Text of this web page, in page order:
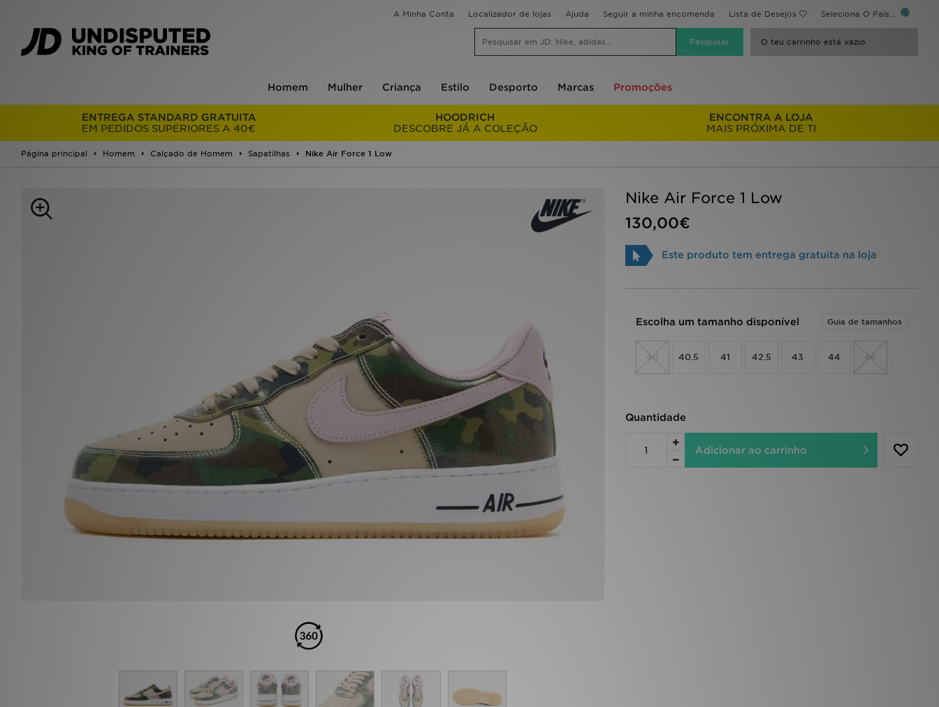
A Minha Conta Localizador de lojas Ajuda Seguir a minha encomenda Lista de Desejos Seleciona O País...
O teu carrinho está vazio
Homem Mulher Criança Estilo Desporto Marcas Promoções
ENTREGA STANDARD GRATUITA
EM PEDIDOS SUPERIORES A 40€
HOODRICH
DESCOBRE JÁ A COLEÇÃO
ENCONTRA A LOJA
MAIS PRÓXIMA DE TI
Página principal Homem Calçado de Homem Sapatilhas Nike Air Force 1 Low
Nike Air Force 1 Low
130,00€
Este produto tem entrega gratuita na loja
Escolha um tamanho disponível Guia de tamanhos
40 40.5 41 42.5 43 44 46
Quantidade
Adicionar ao carrinho